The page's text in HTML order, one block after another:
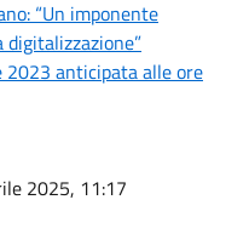
“Un imponente
2023 anticipata alle ore
2025, 11:17